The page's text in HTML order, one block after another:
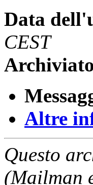
Data
CEST
Altre
Questo
(Mailman